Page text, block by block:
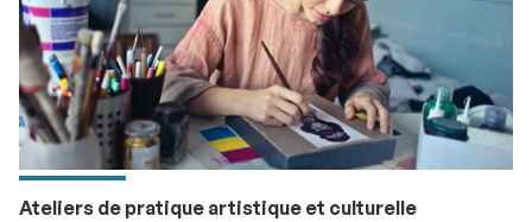
Ateliers de pratique artistique et culturelle